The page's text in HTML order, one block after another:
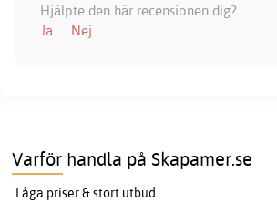
Hjälpte den här recensionen dig?
Ja
Nej
Varför handla på Skapamer.se
Låga priser & stort utbud